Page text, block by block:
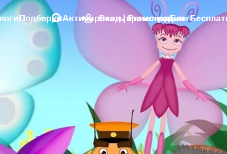
ПодборкиАктивировать промокодБлог
Вход | Регистрация